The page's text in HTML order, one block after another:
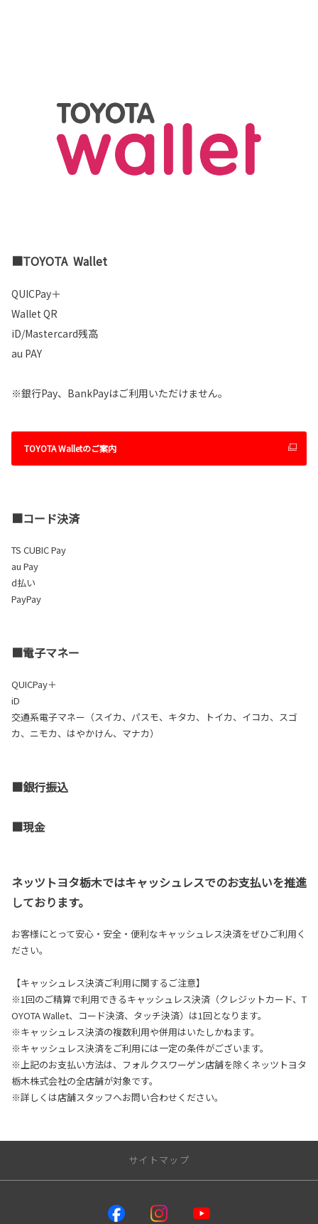
■TOYOTA Wallet
QUICPay＋
Wallet QR
iD/Mastercard残高
au PAY
※銀行Pay、BankPayはご利用いただけません。
TOYOTA Walletのご案内
■コード決済
TS CUBIC Pay
au Pay
d払い
PayPay
■電子マネー
QUICPay＋
iD
交通系電子マネー（スイカ、パスモ、キタカ、トイカ、イコカ、スゴ
カ、ニモカ、はやかけん、マナカ）
■銀行振込
■現金
ネッツトヨタ栃木ではキャッシュレスでのお支払いを推進
しております。
お客様にとって安心・安全・便利なキャッシュレス決済をぜひご利用く
ださい。
【キャッシュレス決済ご利用に関するご注意】
※1回のご精算で利用できるキャッシュレス決済（クレジットカード、T
OYOTA Wallet、コード決済、タッチ決済）は1回となります。
※キャッシュレス決済の複数利用や併用はいたしかねます。
※キャッシュレス決済をご利用には一定の条件がございます。
※上記のお支払い方法は、フォルクスワーゲン店舗を除くネッツトヨタ
栃木株式会社の全店舗が対象です。
※詳しくは店舗スタッフへお問い合わせください。
サイトマップ